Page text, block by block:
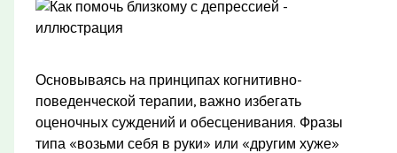
Основываясь на принципах когнитивно-
поведенческой терапии, важно избегать
оценочных суждений и обесценивания. Фразы
типа «возьми себя в руки» или «другим хуже»